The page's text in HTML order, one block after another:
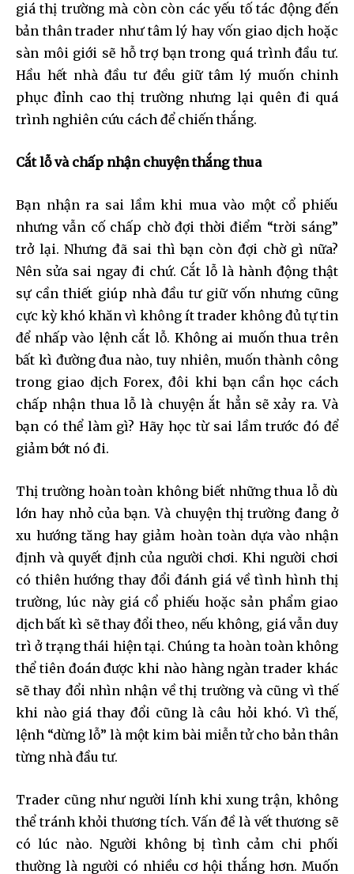
giá thị trường mà còn còn các yếu tố tác động đến
bản thân trader như tâm lý hay vốn giao dịch hoặc
sàn môi giới sẽ hỗ trợ bạn trong quá trình đầu tư.
Hầu hết nhà đầu tư đều giữ tâm lý muốn chinh
phục đỉnh cao thị trường nhưng lại quên đi quá
trình nghiên cứu cách để chiến thắng.
Cắt lỗ và chấp nhận chuyện thắng thua
Bạn nhận ra sai lầm khi mua vào một cổ phiếu
nhưng vẫn cố chấp chờ đợi thời điểm “trời sáng”
trở lại. Nhưng đã sai thì bạn còn đợi chờ gì nữa?
Nên sửa sai ngay đi chứ. Cắt lỗ là hành động thật
sự cần thiết giúp nhà đầu tư giữ vốn nhưng cũng
cực kỳ khó khăn vì không ít trader không đủ tự tin
để nhấp vào lệnh cắt lỗ. Không ai muốn thua trên
bất kì đường đua nào, tuy nhiên, muốn thành công
trong giao dịch Forex, đôi khi bạn cần học cách
chấp nhận thua lỗ là chuyện ắt hẳn sẽ xảy ra. Và
bạn có thể làm gì? Hãy học từ sai lầm trước đó để
giảm bớt nó đi.
Thị trường hoàn toàn không biết những thua lỗ dù
lớn hay nhỏ của bạn. Và chuyện thị trường đang ở
xu hướng tăng hay giảm hoàn toàn dựa vào nhận
định và quyết định của người chơi. Khi người chơi
có thiên hướng thay đổi đánh giá về tình hình thị
trường, lúc này giá cổ phiếu hoặc sản phẩm giao
dịch bất kì sẽ thay đổi theo, nếu không, giá vẫn duy
trì ở trạng thái hiện tại. Chúng ta hoàn toàn không
thể tiên đoán được khi nào hàng ngàn trader khác
sẽ thay đổi nhìn nhận về thị trường và cũng vì thế
khi nào giá thay đổi cũng là câu hỏi khó. Vì thế,
lệnh “dừng lỗ” là một kim bài miễn tử cho bản thân
từng nhà đầu tư.
Trader cũng như người lính khi xung trận, không
thể tránh khỏi thương tích. Vấn đề là vết thương sẽ
có lúc nào. Người không bị tình cảm chi phối
thường là người có nhiều cơ hội thắng hơn. Muốn